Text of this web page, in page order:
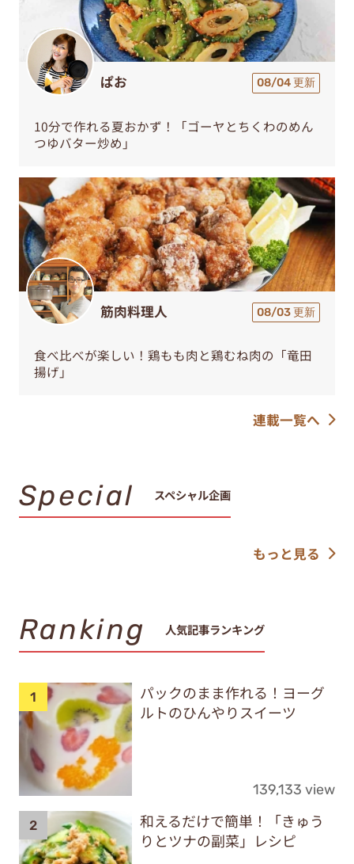
ぱお 08/04 更新
10分で作れる夏おかず！「ゴーヤとちくわのめん
つゆバター炒め」
筋肉料理人 08/03 更新
食べ比べが楽しい！鶏もも肉と鶏むね肉の「竜田
揚げ」
連載一覧へ
Special スペシャル企画
もっと見る
Ranking 人気記事ランキング
パックのまま作れる！ヨーグ
ルトのひんやりスイーツ
139,133 view
和えるだけで簡単！「きゅう
りとツナの副菜」レシピ